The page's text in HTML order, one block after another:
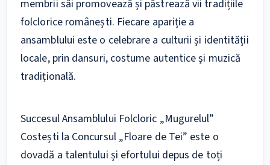
membrii săi promovează și păstrează vii tradițiile
folclorice românești. Fiecare apariție a
ansamblului este o celebrare a culturii și identității
locale, prin dansuri, costume autentice și muzică
tradițională.
Succesul Ansamblului Folcloric „Mugurelul”
Costești la Concursul „Floare de Tei” este o
dovadă a talentului și efortului depus de toți